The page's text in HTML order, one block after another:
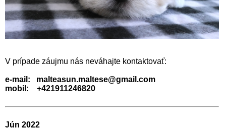
V prípade záujmu nás neváhajte kontaktovať:
e-mail: malteasun.maltese@gmail.com
mobil: +421911246820
Jún 2022